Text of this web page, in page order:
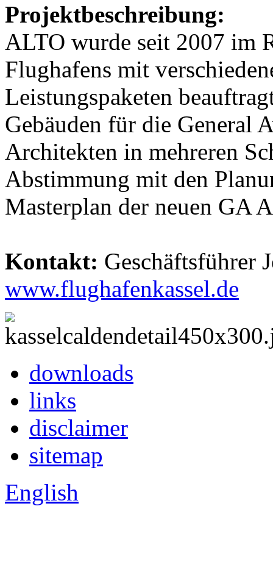
Projektbeschreibung:
ALTO wurde seit 2007 im
Flughafens mit
Leistungspaketen
Gebäuden für die General
Architekten in mehreren
Abstimmung mit den
Masterplan der neuen GA
Kontakt: Geschäftsführer
www.flughafenkassel.de
downloads
links
disclaimer
sitemap
English